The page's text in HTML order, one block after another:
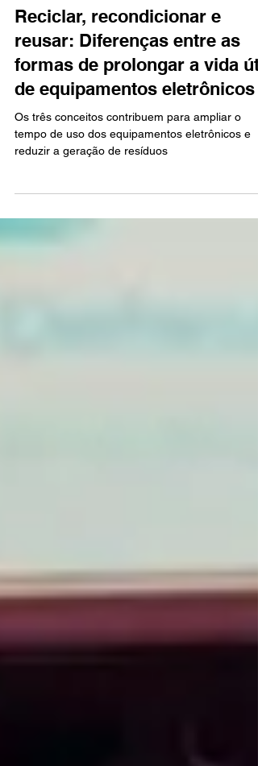
Alexia Oliveira
há 2 horas
Reciclar, recondicionar e
reusar: Diferenças entre as
formas de prolongar a vida útil
de equipamentos eletrônicos
tempo de uso dos equipamentos eletrônicos e